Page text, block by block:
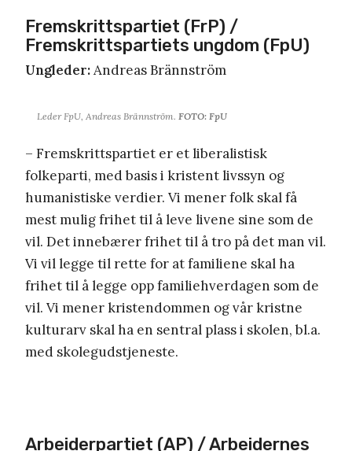
Fremskrittspartiet (FrP) /
Fremskrittspartiets ungdom (FpU)
Ungleder:Andreas Brännström
Leder FpU, Andreas Brännström. FOTO: FpU
– Fremskrittspartiet er et liberalistisk
folkeparti, med basis i kristent livssyn og
humanistiske verdier. Vi mener folk skal få
mest mulig frihet til å leve livene sine som de
vil. Det innebærer frihet til å tro på det man vil.
Vi vil legge til rette for at familiene skal ha
frihet til å legge opp familiehverdagen som de
vil. Vi mener kristendommen og vår kristne
kulturarv skal ha en sentral plass i skolen, bl.a.
med skolegudstjeneste.
Arbeiderpartiet (AP) / Arbeidernes